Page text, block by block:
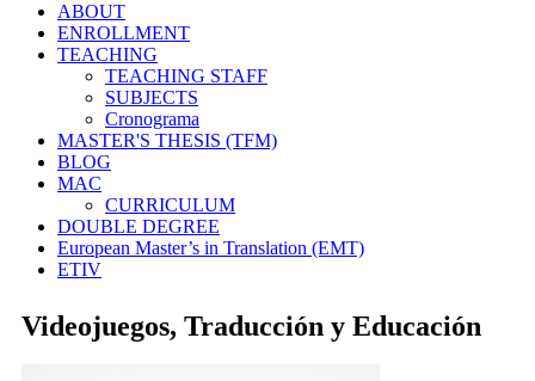
ABOUT
ENROLLMENT
TEACHING
TEACHING STAFF
SUBJECTS
Cronograma
MASTER'S THESIS (TFM)
BLOG
MAC
CURRICULUM
DOUBLE DEGREE
European Master’s in Translation (EMT)
ETIV
Videojuegos, Traducción y Educación